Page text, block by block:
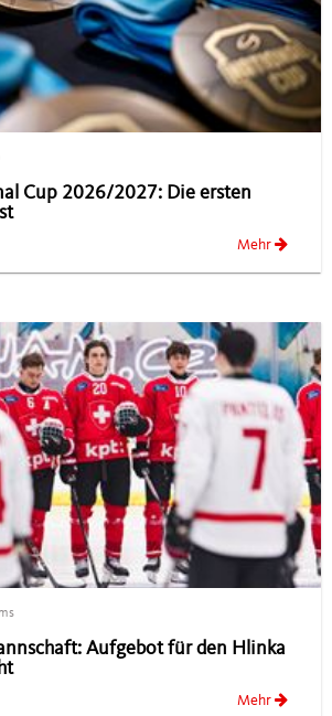
Cup 2026/2027: Die ersten
Mehr
Aufgebot für den Hlinka
Mehr